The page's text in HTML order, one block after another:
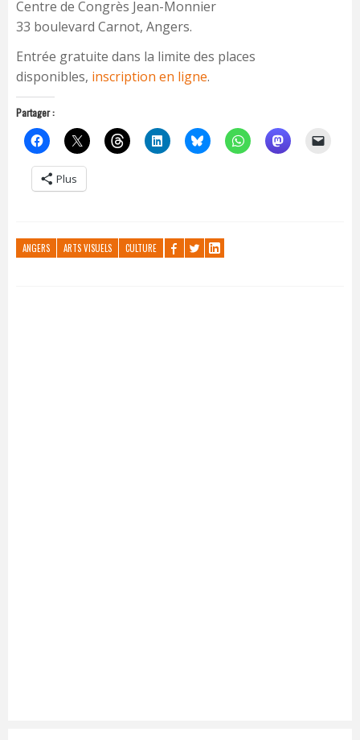
Centre de Congrès Jean-Monnier
33 boulevard Carnot, Angers.
Entrée gratuite dans la limite des places
disponibles, inscription en ligne.
Partager :
Plus
ANGERS ARTS VISUELS CULTURE